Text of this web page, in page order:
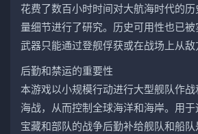
花费了数百小时时间对大航海时代的历
量细节进行了研究。历史可用性也已被
武器只能通过登舰俘获或在战场上从敌
后勤和禁运的重要性
本游戏以小规模行动进行大型舰队作
海战，从而控制全球海洋和海岸。用于
宝藏和部队的战争后勤补给舰队和船